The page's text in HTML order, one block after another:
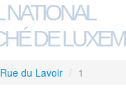
NATIONAL
DE
Rue du Lavoir / 1